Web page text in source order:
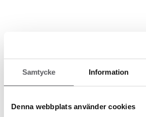
Samtycke Information
Denna webbplats använder cookies